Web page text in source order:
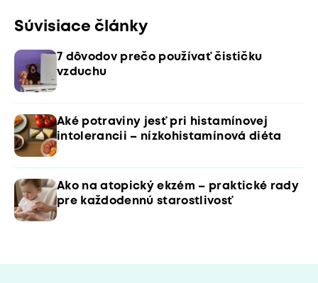
Súvisiace články
7 dôvodov prečo používať čističku
vzduchu
Aké potraviny jesť pri histamínovej
intolerancii – nízkohistamínová diéta
Ako na atopický ekzém – praktické rady
pre každodennú starostlivosť